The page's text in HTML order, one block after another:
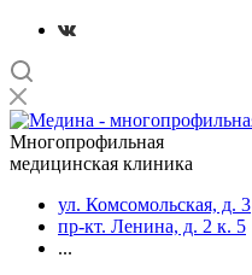
Многопрофильная
медицинская клиника
ул. Комсомольская, д. 3
пр-кт. Ленина, д. 2 к. 5
...